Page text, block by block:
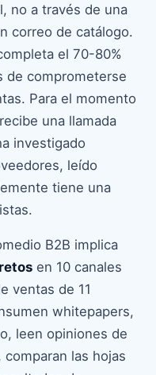
no a través de una
correo de catálogo.
el 70-80%
de comprometerse
Para el momento
una llamada
investigado
leído
tiene una
B2B implica
en 10 canales
ventas de 11
whitepapers,
leen opiniones de
las hojas